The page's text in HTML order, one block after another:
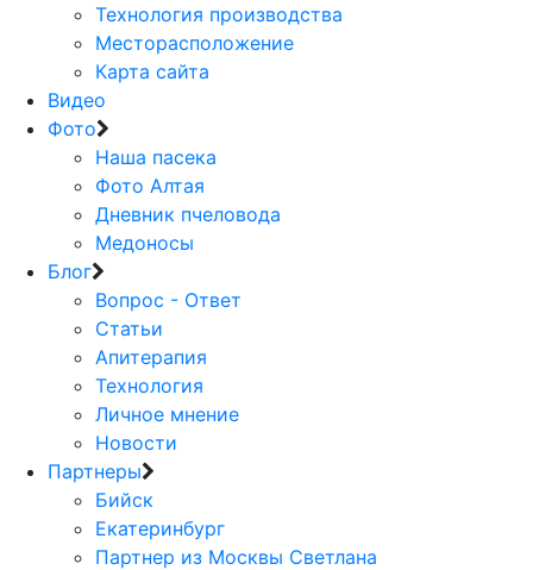
Технология производства
Месторасположение
Карта сайта
Видео
Фото
Наша пасека
Фото Алтая
Дневник пчеловода
Медоносы
Блог
Вопрос - Ответ
Статьи
Апитерапия
Технология
Личное мнение
Новости
Партнеры
Бийск
Екатеринбург
Партнер из Москвы Светлана